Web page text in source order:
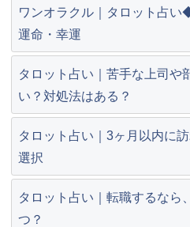
ワンオラクル｜タロット占
運命・幸運
タロット占い｜苦手な上司や
い？対処法はある？
タロット占い｜3ヶ月以内に
選択
タロット占い｜転職するなら
つ？